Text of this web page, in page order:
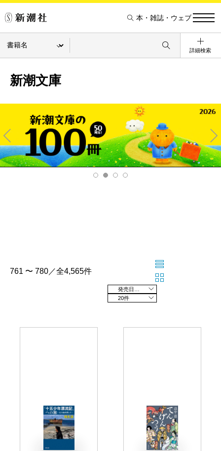
本・雑誌・ウェブ
詳細検索
新潮文庫
Pre
v
Ne
xt
761 〜 780／全4,565件
20件